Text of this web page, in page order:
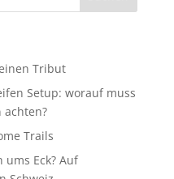
Tribut
Setup: worauf muss
Trails
ums Eck? Auf